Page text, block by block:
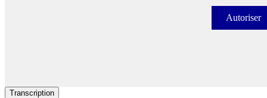
Autoriser
Transcription